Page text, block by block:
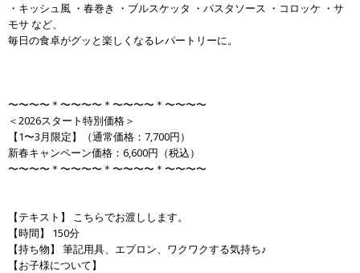
・キッシュ風 ・春巻き ・ブルスケッタ ・パスタソース ・コロッケ ・サ
モサ など、
毎日の食卓がグッと楽しくなるレパートリーに。
〜〜〜〜＊〜〜〜〜＊〜〜〜〜＊〜〜〜〜
＜2026スタート特別価格＞
【1〜3月限定】（通常価格：7,700円）
新春キャンペーン価格：6,600円（税込）
〜〜〜〜＊〜〜〜〜＊〜〜〜〜＊〜〜〜〜
【テキスト】 こちらでお渡しします。
【時間】 150分
【持ち物】 筆記用具、エプロン、ワクワクする気持ち♪
【お子様について】